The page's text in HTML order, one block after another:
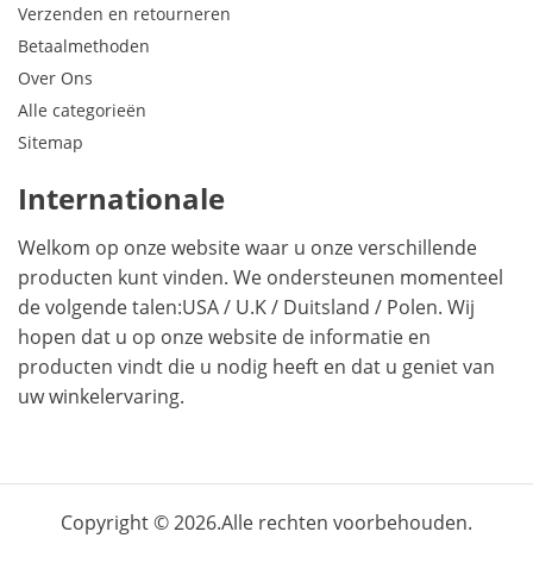
Verzenden en retourneren
Betaalmethoden
Over Ons
Alle categorieën
Sitemap
Internationale
Welkom op onze website waar u onze verschillende
producten kunt vinden. We ondersteunen momenteel
de volgende talen:USA/ U.K/ Duitsland / Polen. Wij
hopen dat u op onze website de informatie en
producten vindt die u nodig heeft en dat u geniet van
uw winkelervaring.
Copyright © 2026.Alle rechten voorbehouden.